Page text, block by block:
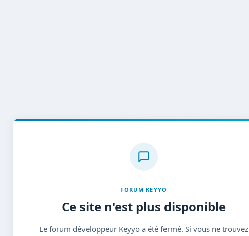
FORUM KEYYO
Ce site n'est plus disponible
Le forum développeur Keyyo a été fermé. Si vous ne trouvez